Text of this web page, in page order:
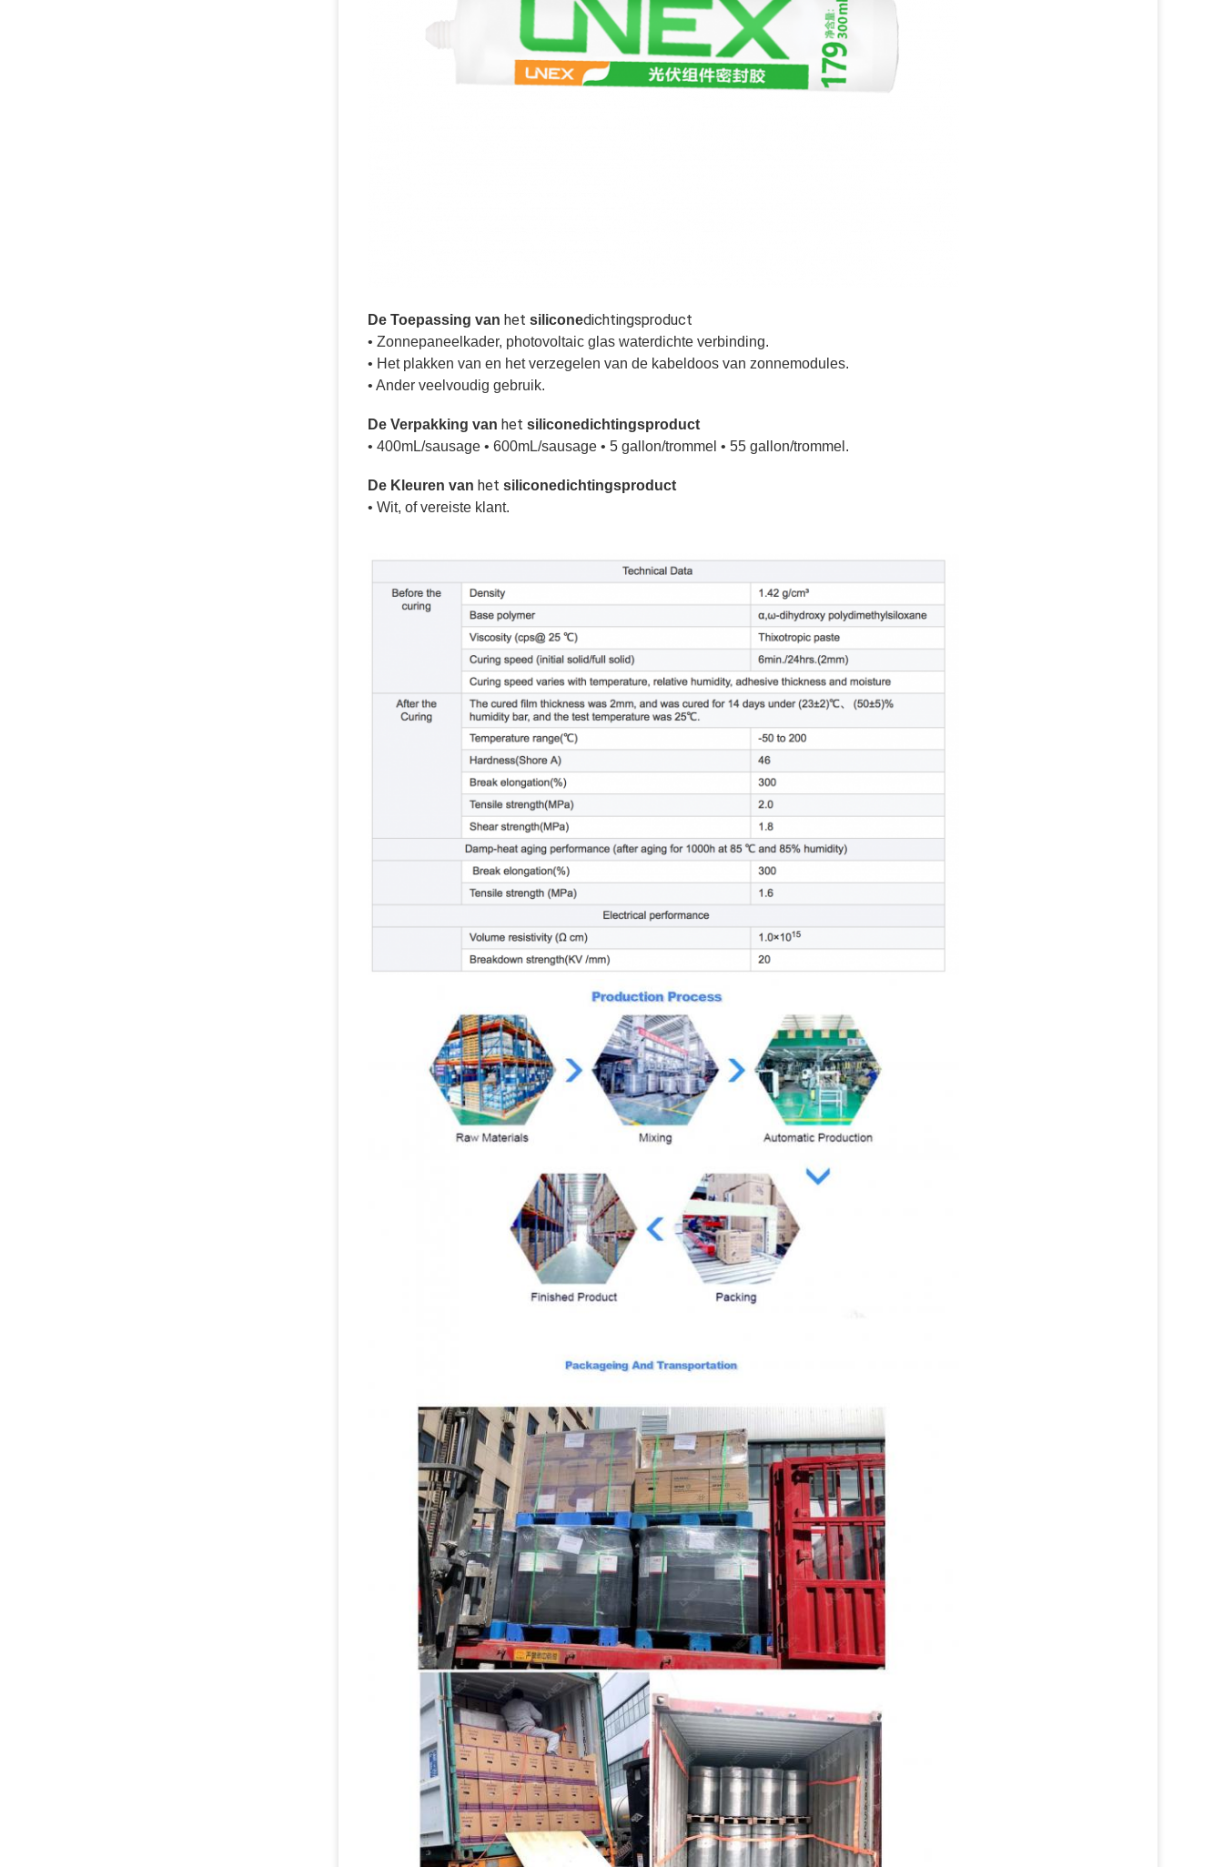
De Toepassing van het siliconedichtingsproduct
• Zonnepaneelkader, photovoltaic glas waterdichte verbinding.
• Het plakken van en het verzegelen van de kabeldoos van zonnemodules.
• Ander veelvoudig gebruik.
De Verpakking van het siliconedichtingsproduct
• 400mL/sausage • 600mL/sausage • 5 gallon/trommel • 55 gallon/trommel .
De Kleuren van het siliconedichtingsproduct
• Wit, of vereiste klant.